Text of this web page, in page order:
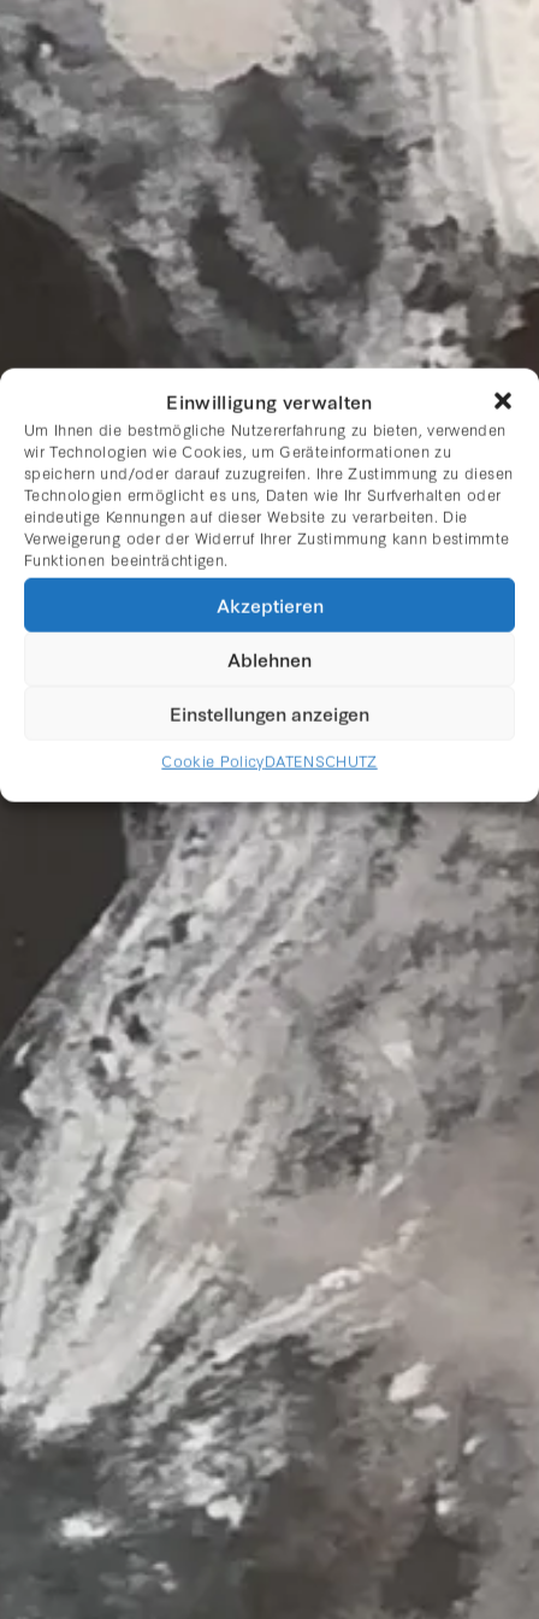
Einwilligung verwalten
Um Ihnen die bestmögliche Nutzererfahrung zu bieten, verwenden
wir Technologien wie Cookies, um Geräteinformationen zu
speichern und/oder darauf zuzugreifen. Ihre Zustimmung zu diesen
Technologien ermöglicht es uns, Daten wie Ihr Surfverhalten oder
eindeutige Kennungen auf dieser Website zu verarbeiten. Die
Verweigerung oder der Widerruf Ihrer Zustimmung kann bestimmte
Funktionen beeinträchtigen.
Akzeptieren
Ablehnen
Einstellungen anzeigen
Cookie PolicyDATENSCHUTZ
VERMESSUNG DER
REALITÄT